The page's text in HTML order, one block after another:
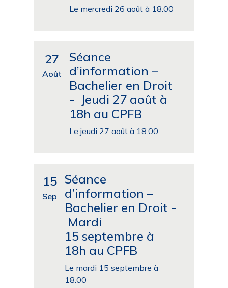
Le mercredi 26 août à 18:00
27
Août
Séance
d’information –
Bachelier en Droit
- Jeudi 27 août à
18h au CPFB
Le jeudi 27 août à 18:00
15
Sep
Séance
d’information –
Bachelier en Droit -
Mardi
15 septembre à
18h au CPFB
Le mardi 15 septembre à
18:00